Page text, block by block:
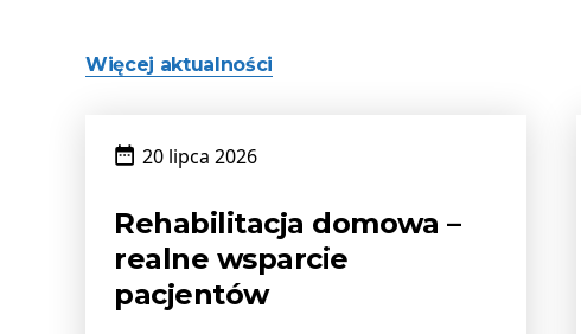
Więcej aktualności
Data20 lipca 2026
Rehabilitacja domowa –
realne wsparcie
pacjentów